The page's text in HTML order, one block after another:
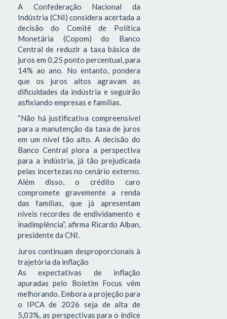
A Confederação Nacional da
Indústria (CNI) considera acertada a
decisão do Comitê de Política
Monetária (Copom) do Banco
Central de reduzir a taxa básica de
juros em 0,25 ponto percentual, para
14% ao ano. No entanto, pondera
que os juros altos agravam as
dificuldades da indústria e seguirão
asfixiando empresas e famílias.
“Não há justificativa compreensível
para a manutenção da taxa de juros
em um nível tão alto. A decisão do
Banco Central piora a perspectiva
para a indústria, já tão prejudicada
pelas incertezas no cenário externo.
Além disso, o crédito caro
compromete gravemente a renda
das famílias, que já apresentam
níveis recordes de endividamento e
inadimplência”, afirma Ricardo Alban,
presidente da CNI.
Juros continuam desproporcionais à
trajetória da inflação
As expectativas de inflação
apuradas pelo Boletim Focus vêm
melhorando. Embora a projeção para
o IPCA de 2026 seja de alta de
5,03%, as perspectivas para o índice